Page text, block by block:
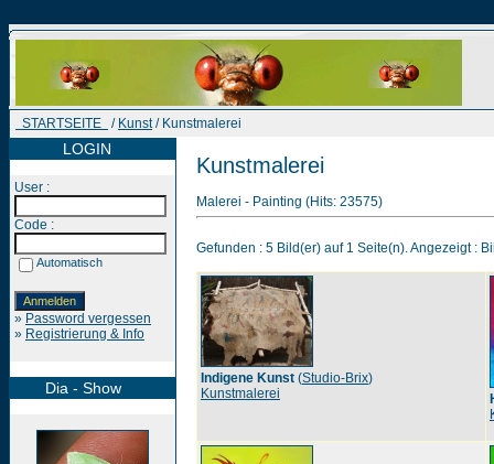
STARTSEITE / Kunst/ Kunstmalerei
LOGIN
User :
Code :
Automatisch
» Password vergessen
» Registrierung & Info
Dia - Show
Kunstmalerei
Malerei - Painting (Hits: 23575)
Gefunden : 5 Bild(er) auf 1 Seite(n). Angezeigt :
Indigene Kunst (Studio-Brix)
Kunstmalerei